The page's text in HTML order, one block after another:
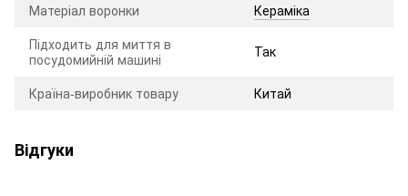
Матеріал воронки
Кераміка
Підходить для миття в
посудомийній машині
Так
Країна-виробник товару Китай
Відгуки